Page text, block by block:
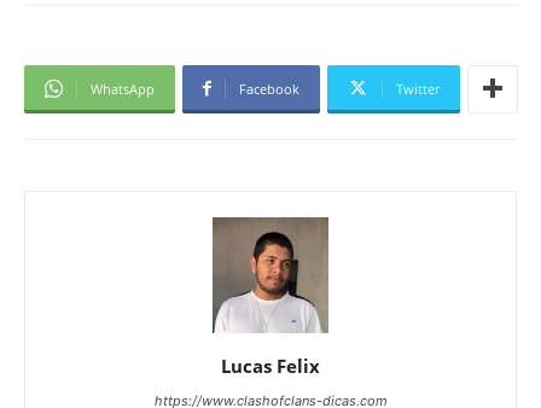
WhatsApp Facebook Twitter
Lucas Felix
https://www.clashofclans-dicas.com